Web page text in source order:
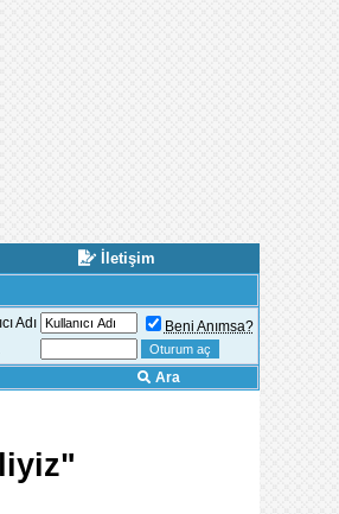
İletişim
Adı
Beni Anımsa?
Ara